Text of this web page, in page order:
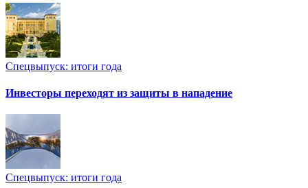
Спецвыпуск: итоги года
Инвесторы переходят из защиты в нападение
Спецвыпуск: итоги года